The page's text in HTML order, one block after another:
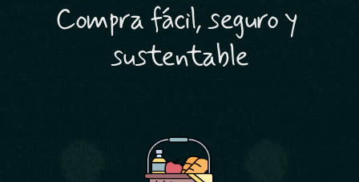
Compra fácil, seguro y
sustentable